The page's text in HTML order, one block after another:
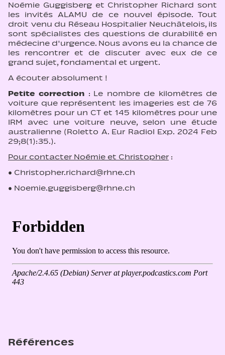
Noémie Guggisberg et Christopher Richard sont
les invités ALAMU de ce nouvel épisode. Tout
droit venu du Réseau Hospitalier Neuchâtelois, ils
sont spécialistes des questions de durabilité en
médecine d'urgence. Nous avons eu la chance de
les rencontrer et de discuter avec eux de ce
grand sujet, fondamental et urgent.
A écouter absolument !
Petite correction : Le nombre de kilomètres de
voiture que représentent les imageries est de 76
kilomètres pour un CT et 145 kilomètres pour une
IRM avec une voiture neuve, selon une étude
australienne (Roletto A. Eur Radiol Exp. 2024 Feb
29;8(1):35.).
Pour contacter Noémie et Christopher :
• Christopher.richard@rhne.ch
• Noemie.guggisberg@rhne.ch
Références